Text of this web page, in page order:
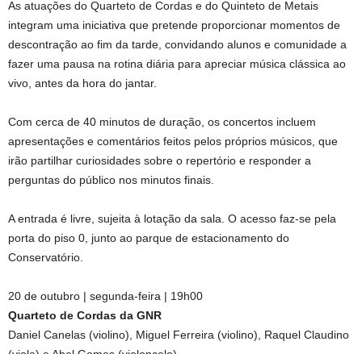
As atuações do Quarteto de Cordas e do Quinteto de Metais
integram uma iniciativa que pretende proporcionar momentos de
descontração ao fim da tarde, convidando alunos e comunidade a
fazer uma pausa na rotina diária para apreciar música clássica ao
vivo, antes da hora do jantar.
Com cerca de 40 minutos de duração, os concertos incluem
apresentações e comentários feitos pelos próprios músicos, que
irão partilhar curiosidades sobre o repertório e responder a
perguntas do público nos minutos finais.
A entrada é livre, sujeita à lotação da sala. O acesso faz-se pela
porta do piso 0, junto ao parque de estacionamento do
Conservatório.
20 de outubro | segunda-feira | 19h00
Quarteto de Cordas da GNR
Daniel Canelas (violino), Miguel Ferreira (violino), Raquel Claudino